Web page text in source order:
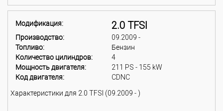
Модификация: 2.0 TFSI
Производство:
09.2009 -
Топливо:
Бензин
Количество цилиндров:
4
Мощность двигателя:
211 PS - 155 kW
Код двигателя:
CDNC
Характеристики для 2.0 TFSI (09.2009 - )